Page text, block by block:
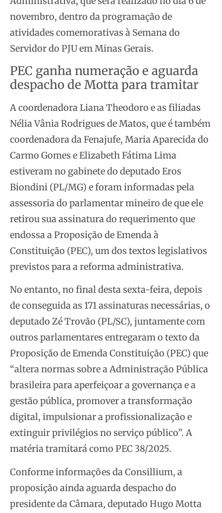
novembro, dentro da programação de
atividades comemorativas à Semana do
Servidor do PJU em Minas Gerais.
PEC ganha numeração e aguarda
despacho de Motta para tramitar
A coordenadora Liana Theodoro e as filiadas
Nélia Vânia Rodrigues de Matos, que é também
coordenadora da Fenajufe, Maria Aparecida do
Carmo Gomes e Elizabeth Fátima Lima
estiveram no gabinete do deputado Eros
Biondini (PL/MG) e foram informadas pela
assessoria do parlamentar mineiro de que ele
retirou sua assinatura do requerimento que
endossa a Proposição de Emenda à
Constituição (PEC), um dos textos legislativos
previstos para a reforma administrativa.
No entanto, no final desta sexta-feira, depois
de conseguida as 171 assinaturas necessárias, o
deputado Zé Trovão (PL/SC), juntamente com
outros parlamentares entregaram o texto da
Proposição de Emenda Constituição (PEC) que
“altera normas sobre a Administração Pública
brasileira para aperfeiçoar a governança e a
gestão pública, promover a transformação
digital, impulsionar a profissionalização e
extinguir privilégios no serviço público”. A
matéria tramitará como PEC 38/2025.
Conforme informações da Consillium, a
proposição ainda aguarda despacho do
presidente da Câmara, deputado Hugo Motta